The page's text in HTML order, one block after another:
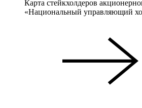
Карта стейкхолдеров
«Национальный управляющий